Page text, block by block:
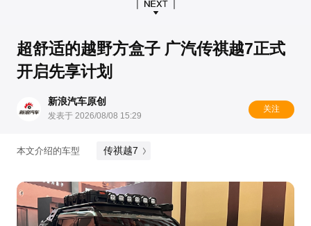
超舒适的越野方盒子 广汽传祺越7正式
开启先享计划
新浪汽车原创
发表于 2026/08/08 15:29
关注
本文介绍的车型 传祺越7